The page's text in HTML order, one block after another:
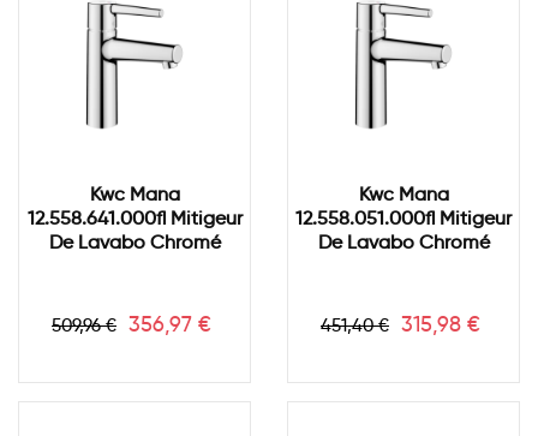
Kwc Mana
12.558.641.000fl Mitigeur
De Lavabo Chromé
Prix
509,96 € Prix
356,97 €
Kwc Mana
12.558.051.000fl Mitigeur
De Lavabo Chromé
Prix
451,40 € Prix
315,98 €